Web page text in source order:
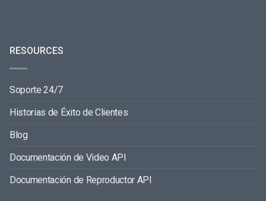
RESOURCES
Soporte 24/7
Historias de Éxito de Clientes
Blog
Documentación de Video API
Documentación de Reproductor API